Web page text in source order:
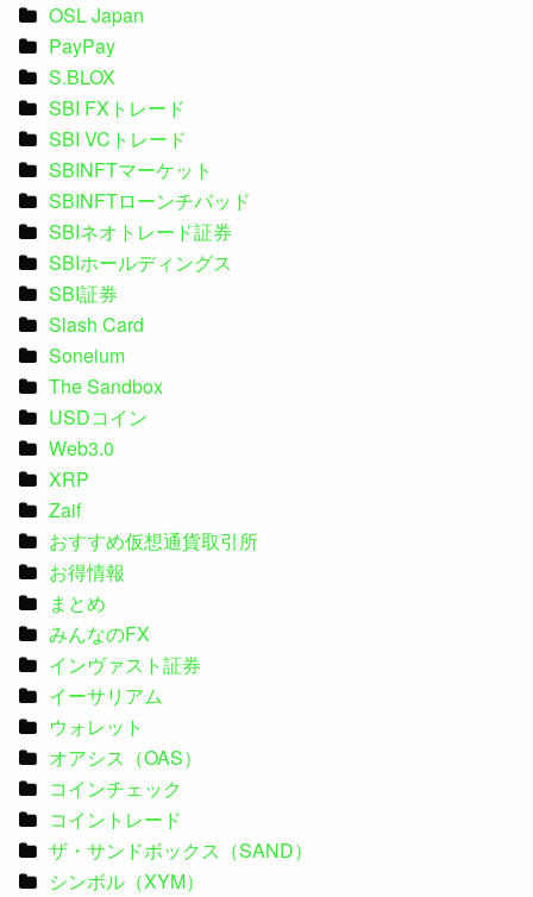
OSL Japan
PayPay
S.BLOX
SBI FXトレード
SBI VCトレード
SBINFTマーケット
SBINFTローンチパッド
SBIネオトレード証券
SBIホールディングス
SBI証券
Slash Card
Soneium
The Sandbox
USDコイン
Web3.0
XRP
Zaif
おすすめ仮想通貨取引所
お得情報
まとめ
みんなのFX
インヴァスト証券
イーサリアム
ウォレット
オアシス（OAS）
コインチェック
コイントレード
ザ・サンドボックス（SAND）
シンボル（XYM）